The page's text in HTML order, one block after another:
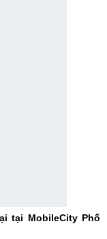
tại MobileCity Phố